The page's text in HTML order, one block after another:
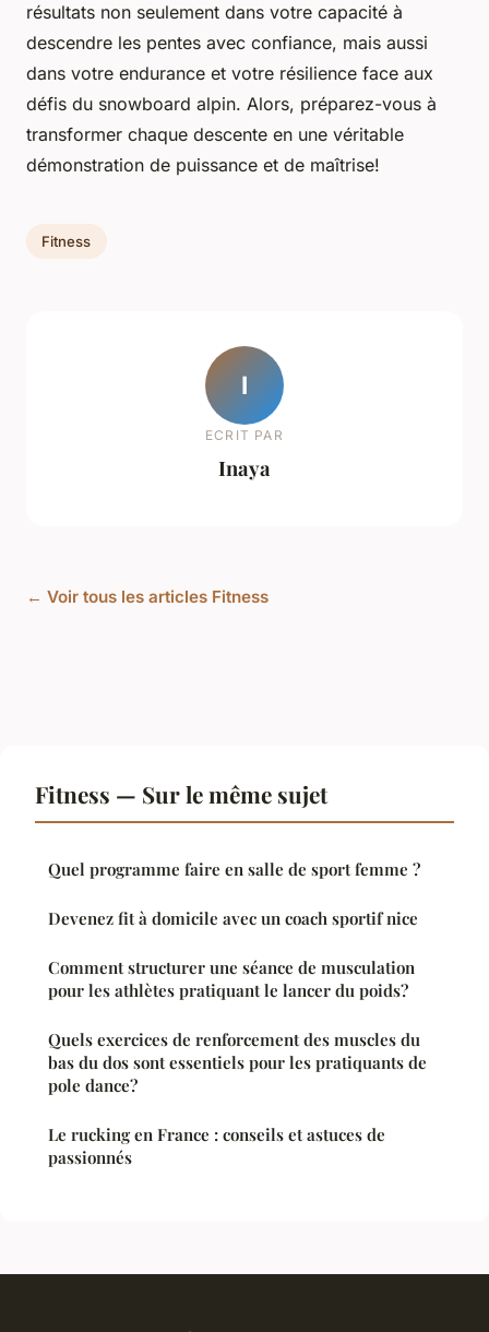
résultats non seulement dans votre capacité à
descendre les pentes avec confiance, mais aussi
dans votre endurance et votre résilience face aux
défis du snowboard alpin. Alors, préparez-vous à
transformer chaque descente en une véritable
démonstration de puissance et de maîtrise!
Fitness
I
ECRIT PAR
Inaya
← Voir tous les articles Fitness
Fitness — Sur le même sujet
Quel programme faire en salle de sport femme ?
Devenez fit à domicile avec un coach sportif nice
Comment structurer une séance de musculation
pour les athlètes pratiquant le lancer du poids?
Quels exercices de renforcement des muscles du
bas du dos sont essentiels pour les pratiquants de
pole dance?
Le rucking en France : conseils et astuces de
passionnés